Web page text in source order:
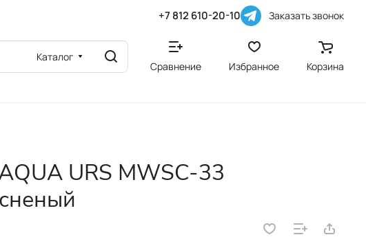
+7 812 610-20-10 Заказать звонок
Каталог
Сравнение Избранное Корзина
URS MWSC-33